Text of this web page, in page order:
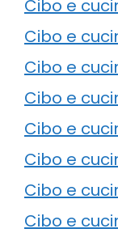
Cibo e
Cibo e
Cibo e
Cibo e
Cibo e
Cibo e
Cibo e
Cibo e